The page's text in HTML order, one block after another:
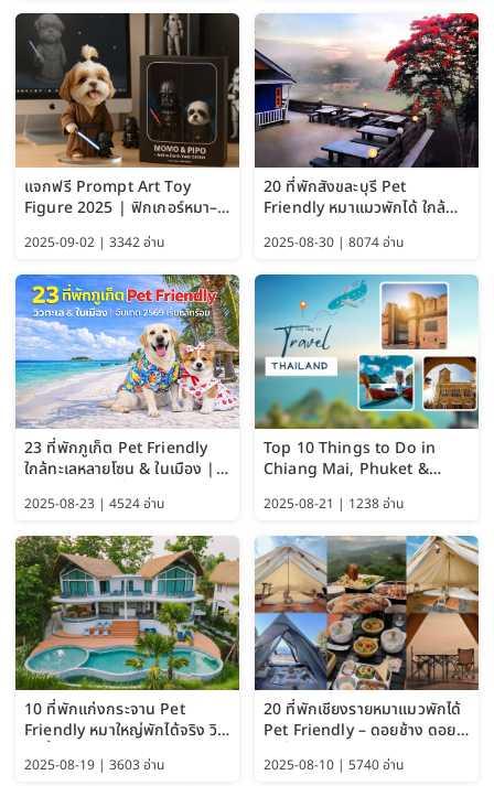
แจกฟรี Prompt Art Toy
Figure 2025 | ฟิกเกอร์หมา–
ChatGPT และ Gemini
2025-09-02 | 3342 อ่าน
20 ที่พักสังขละบุรี Pet
Friendly หมาแมวพักได้ ใกล้
2025-08-30 | 8074 อ่าน
23 ที่พักภูเก็ต Pet Friendly
ใกล้ทะเลหลายโซน & ในเมือง |
2025-08-23 | 4524 อ่าน
Top 10 Things to Do in
Chiang Mai, Phuket &
Guide 2025)
2025-08-21 | 1238 อ่าน
10 ที่พักแก่งกระจาน Pet
Friendly หมาใหญ่พักได้จริง วิว
2025-08-19 | 3603 อ่าน
20 ที่พักเชียงรายหมาแมวพักได้
Pet Friendly – ดอยช้าง ดอย
2025-08-10 | 5740 อ่าน